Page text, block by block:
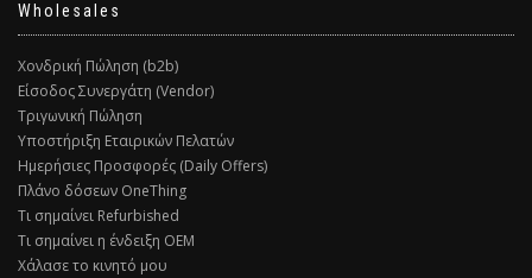
Wholesales
Χονδρική Πώληση (b2b)
Είσοδος Συνεργάτη (Vendor)
Τριγωνική Πώληση
Υποστήριξη Εταιρικών Πελατών
Ημερήσιες Προσφορές (Daily Offers)
Πλάνο δόσεων OneThing
Τι σημαίνει Refurbished
Τι σημαίνει η ένδειξη ΟΕΜ
Χάλασε το κινητό μου